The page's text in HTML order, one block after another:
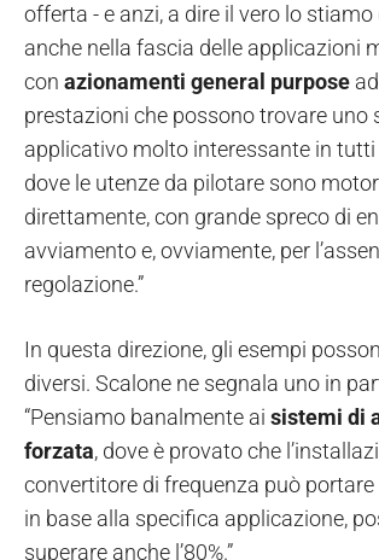
offerta - e anzi, a dire il vero lo
anche nella fascia delle applicazioni
con azionamenti general purpose
prestazioni che possono trovare uno
applicativo molto interessante in
dove le utenze da pilotare sono
direttamente, con grande spreco di
avviamento e, ovviamente, per
regolazione.”
In questa direzione, gli esempi
diversi. Scalone ne segnala uno in
“Pensiamo banalmente ai sistemi di
forzata, dove è provato che
convertitore di frequenza può
in base alla specifica applicazione,
superare anche l’80%.”